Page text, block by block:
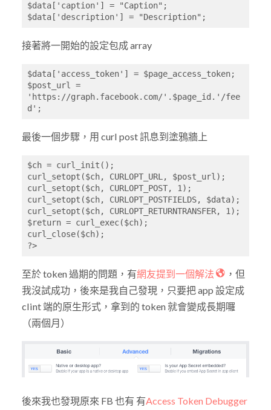
$data['caption'] = "Caption";
$data['description'] = "Description";
接著將一開始的設定包成 array
$data['access_token'] = $page_access_token;
$post_url =
'https://graph.facebook.com/'.$page_id.'/fee
d';
最後一個步驟，用 curl post 訊息到塗鴉牆上
$ch = curl_init();
curl_setopt($ch, CURLOPT_URL, $post_url);
curl_setopt($ch, CURLOPT_POST, 1);
curl_setopt($ch, CURLOPT_POSTFIELDS, $data);
curl_setopt($ch, CURLOPT_RETURNTRANSFER, 1);
$return = curl_exec($ch);
curl_close($ch);
?>
至於 token 過期的問題，有網友提到一個解法
，但
我沒試成功，後來是我自己發現，只要把 app 設定成
clint 端的原生形式，拿到的 token 就會變成長期囉
（兩個月）
後來我也發現原來 FB 也有 有Access Token Debugger